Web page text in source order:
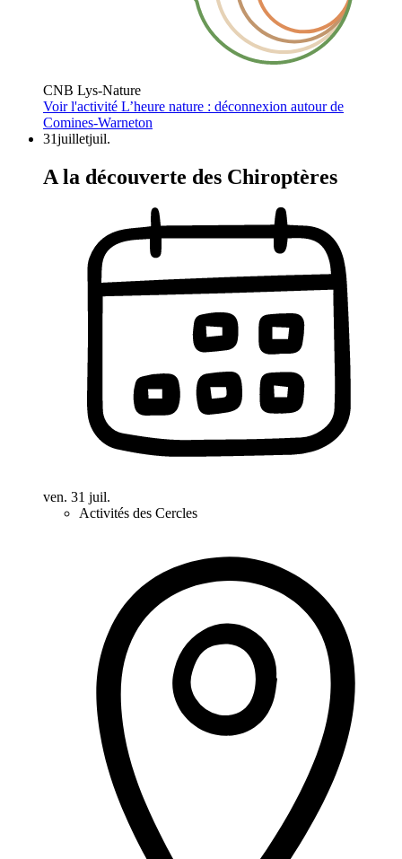
CNB Lys-Nature
Voir l'activité L’heure nature : déconnexion autour de
Comines-Warneton
31juilletjuil.
A la découverte des Chiroptères
ven. 31 juil.
Activités des Cercles